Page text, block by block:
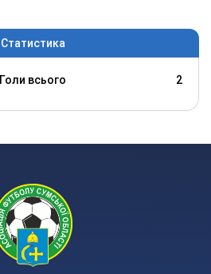
Статистика
Голи всього 2